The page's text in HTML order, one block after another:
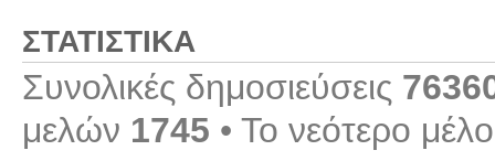
ΣΤΑΤΙΣΤΙΚΆ
Συνολικές δημοσιεύσεις
μελών 1745 • Το νεότερο